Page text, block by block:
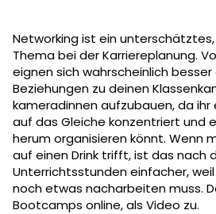
Networking ist ein
Thema bei der Karriereplanung.
eignen sich wahrscheinlich
Beziehungen zu deinen
kameradinnen aufzubauen, da
auf das Gleiche konzentriert und
herum organisieren könnt. Wenn
auf einen Drink trifft, ist das nach
Unterrichtsstunden einfacher,
noch etwas nacharbeiten muss.
Bootcamps online, als Video zu.